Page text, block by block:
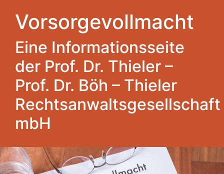
Vorsorgevollmacht
Eine Informationsseite
der Prof. Dr. Thieler –
Prof. Dr. Böh – Thieler
Rechtsanwaltsgesellschaft
mbH